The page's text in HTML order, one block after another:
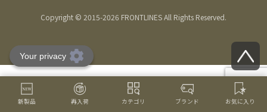
Copyright © 2015-2026 FRONTLINES All Rights Reserved.
新製品 再入荷 カテゴリ ブランド お気に入り